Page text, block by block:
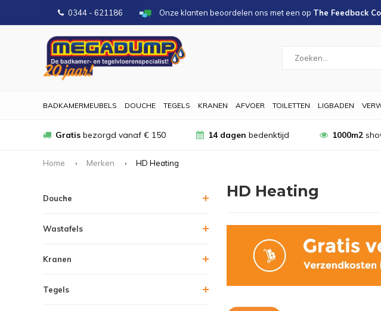
0344 - 621186 Onze klanten beoordelen ons met een op The Feedback
BADKAMERMEUBELS DOUCHE TEGELS KRANEN AFVOER TOILETTEN LIGBADEN
Gratis bezorgd vanaf € 150 14 dagen bedenktijd 1000m2
Home Merken HD Heating
Douche
Wastafels
Kranen
Tegels
HD Heating